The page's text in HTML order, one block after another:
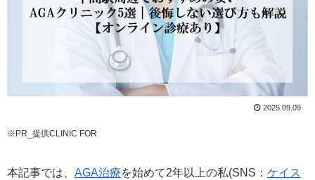
2025.09.09
※PR_提供CLINIC FOR
本記事では、 AGA治療を始めて2年以上の私(SNS： ケイス